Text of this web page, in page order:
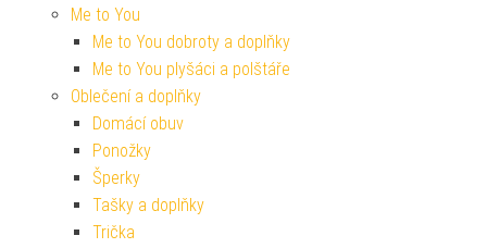
Me to You
Me to You dobroty a doplňky
Me to You plyšáci a polštáře
Oblečení a doplňky
Domácí obuv
Ponožky
Šperky
Tašky a doplňky
Trička